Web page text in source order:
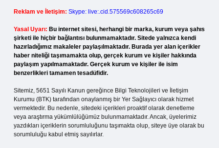
Reklam ve İletişim: Skype: live:.cid.575569c608265c69
Yasal Uyarı: Bu internet sitesi, herhangi bir marka, kurum veya şahıs
şirketi ile hiçbir bağlantısı bulunmamaktadır. Sitede yalnızca kendi
hazırladığımız makaleler paylaşılmaktadır. Burada yer alan içerikler
haber niteliği taşımamakta olup, gerçek kurum ve kişiler hakkında
paylaşım yapılmamaktadır. Gerçek kurum ve kişiler ile isim
benzerlikleri tamamen tesadüfidir.
Sitemiz, 5651 Sayılı Kanun gereğince Bilgi Teknolojileri ve İletişim
Kurumu (BTK) tarafından onaylanmış bir Yer Sağlayıcı olarak hizmet
vermektedir. Bu nedenle, sitedeki içerikleri proaktif olarak denetleme
veya araştırma yükümlülüğümüz bulunmamaktadır. Ancak, üyelerimiz
yazdıkları içeriklerin sorumluluğunu taşımakta olup, siteye üye olarak bu
sorumluluğu kabul etmiş sayılırlar.